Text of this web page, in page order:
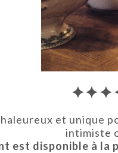
et unique
intimiste
est disponible à la